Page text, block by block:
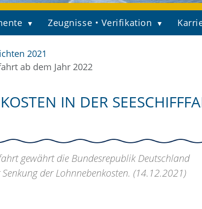
Zeugnisse • Verifikation
2021
ab dem Jahr 2022
IN DER
gewährt die Bundesrepublik Deutschland
der Lohnnebenkosten. (14.12.2021)